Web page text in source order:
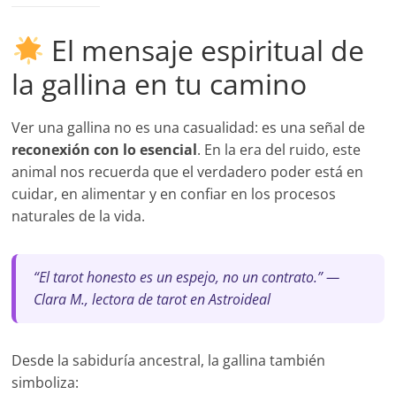
El mensaje espiritual de
la gallina en tu camino
Ver una gallina no es una casualidad: es una señal de
reconexión con lo esencial. En la era del ruido, este
animal nos recuerda que el verdadero poder está en
cuidar, en alimentar y en confiar en los procesos
naturales de la vida.
“El tarot honesto es un espejo, no un contrato.” —
Clara M., lectora de tarot en Astroideal
Desde la sabiduría ancestral, la gallina también
simboliza: